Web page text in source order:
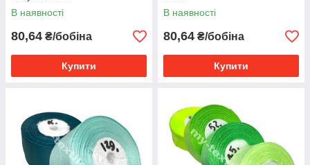
В наявності
80,64 ₴/бобіна
Купити
В наявності
80,64 ₴/бобіна
Купити